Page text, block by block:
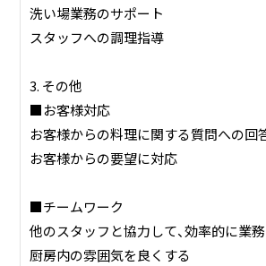
洗い場業務のサポート
スタッフへの調理指導
3. その他
■お客様対応
お客様からの料理に関する質問への回
お客様からの要望に対応
■チームワーク
他のスタッフと協力して、効率的に業
厨房内の雰囲気を良くする